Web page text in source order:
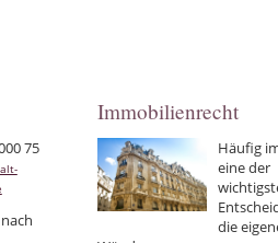
75
Immobilienrecht
Häufig
eine der
die